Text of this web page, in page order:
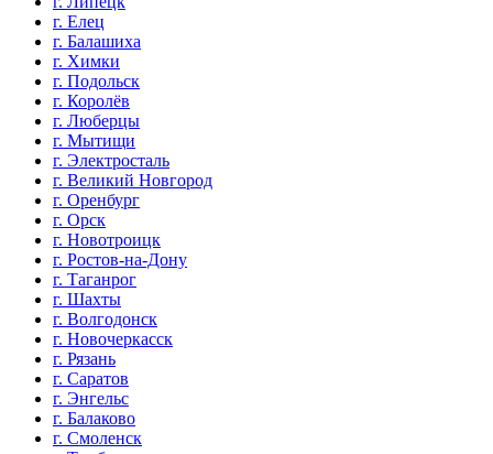
г. Елец
г. Балашиха
г. Химки
г. Подольск
г. Королёв
г. Люберцы
г. Мытищи
г. Электросталь
г. Великий Новгород
г. Оренбург
г. Орск
г. Новотроицк
г. Ростов-на-Дону
г. Таганрог
г. Шахты
г. Волгодонск
г. Новочеркасск
г. Рязань
г. Саратов
г. Энгельс
г. Балаково
г. Смоленск